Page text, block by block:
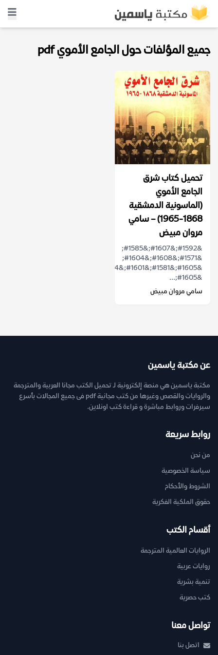
جميع المؤلفات حول الجامع الأموي pdf
تحميل كتاب شرق
الجامع الأموي
(الماسونية الدمشقية
1868-1965) – سامي
مروان مبيض
&#1592;&#1607;&#1585;
&#1571;&#1608;&#1604;
&#1605;...
سامي مروان مبيض
عن مكتبة ياسمين
مكتبة ياسمين هي منصة إلكترونية لـ تحميل الكتب مجانا العربية والمترجمة
والروايات والقصص وغيرها من كتب مجانية pdf فى جميع المجالات بأسرع
سيرفرات وروابط مباشرة و قراءة كتب اونلاين.
روابط سريعة
من نحن
سياسة الخصوصية
الشروط والأحكام
حقوق الملكية الفكرية
أقسام الكتب
الروايات العالمية المترجمة
روايات عربية
تنمية بشرية
كتب حصرية
تواصل معنا
اتصل بنا